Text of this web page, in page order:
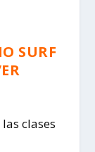
SURF
clases